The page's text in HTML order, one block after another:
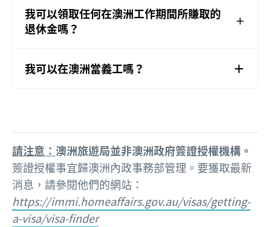
我可以領取任何在澳洲工作期間所賺取的
退休金嗎？
我可以在澳洲當義工嗎？
請注意： 澳洲旅遊局並非澳洲政府簽證授權機構。
簽證授權事宜歸澳洲內政事務部管理。要獲取最新
消息，請參閱他們的網站：
https://immi.homeaffairs.gov.au/visas/getting-
a-visa/visa-finder